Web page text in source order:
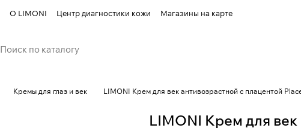
О LIMONI Центр диагностики кожи Магазины на карте
Кремы для глаз и век LIMONI Крем для век антивозрастной с плацентой
LIMONI Крем для век